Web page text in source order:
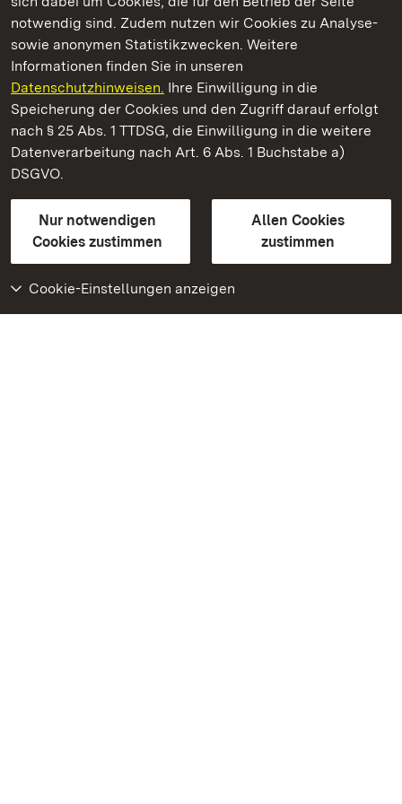
notwendig sind. Zudem nutzen wir Cookies zu Analyse-
sowie anonymen Statistikzwecken. Weitere
Informationen finden Sie in unseren
Datenschutzhinweisen. Ihre Einwilligung in die
Speicherung der Cookies und den Zugriff darauf erfolgt
nach § 25 Abs. 1 TTDSG, die Einwilligung in die weitere
Datenverarbeitung nach Art. 6 Abs. 1 Buchstabe a)
DSGVO.
Nur notwendigen
Cookies zustimmen
Allen Cookies
zustimmen
Cookie-Einstellungen anzeigen
Staatliche Schlösser und Gärten Baden‑Württemberg
Staatliche Schlösser und Gärten Baden-Württemberg
Kontakt
GebärdenspracheLeichte Sprache
Erklärung zur Barrierefreiheit
BITV-konform (geprüfte Seiten)
Weiteres